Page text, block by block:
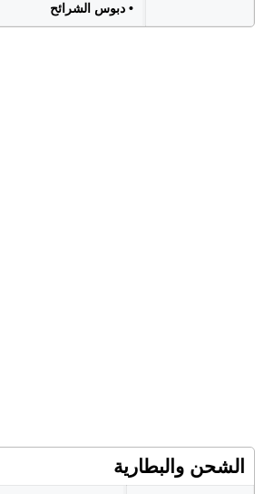
• دبوس الشرائح
الشحن والبطارية